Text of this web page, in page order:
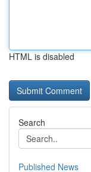
HTML is disabled
Search
Published News